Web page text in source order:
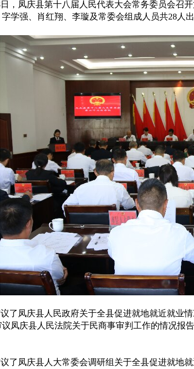
日，凤庆县第十八届人民代表大会常务委员会召
学强、肖红翔、李璇及常委会组成人员共28人
了凤庆县人民政府关于全县促进就地就近就业
凤庆县人民法院关于民商事审判工作的情况报
了凤庆县人大常委会调研组关于全县促进就地